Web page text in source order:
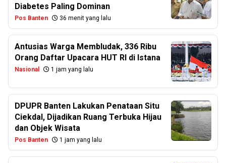
Diabetes Paling Dominan
Pos Banten 36 menit yang lalu
Antusias Warga Membludak, 336 Ribu
Orang Daftar Upacara HUT RI di Istana
Nasional 1 jam yang lalu
DPUPR Banten Lakukan Penataan Situ
Ciekdal, Dijadikan Ruang Terbuka Hijau
dan Objek Wisata
Pos Banten 1 jam yang lalu